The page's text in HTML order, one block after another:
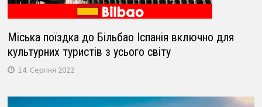
Міська поїздка до Більбао Іспанія включно для
культурних туристів з усього світу
14. Серпня 2022